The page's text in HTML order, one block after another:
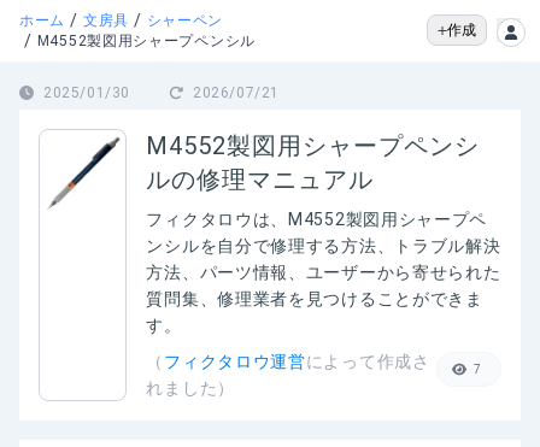
ホーム / 文房具 / シャーペン
/ M4552製図用シャープペンシル
作成
2025/01/30 2026/07/21
M4552製図用シャープペンシ
ルの修理マニュアル
フィクタロウは、M4552製図用シャープペ
ンシルを自分で修理する方法、トラブル解決
方法、パーツ情報、ユーザーから寄せられた
質問集、修理業者を見つけることができま
す。
（ フィクタロウ運営によって作成さ
れました）
7